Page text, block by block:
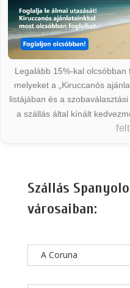
Legalább 15%-kal
melyeket a „Kiruccanós
listájában és a
a szállás által kínált
Szállás
városaiban:
A Coruna